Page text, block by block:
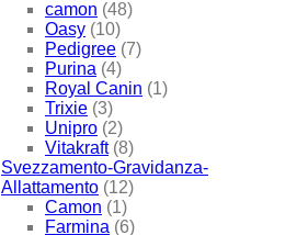
camon (48)
Oasy (10)
Pedigree (7)
Purina (4)
Royal Canin (1)
Trixie (3)
Unipro (2)
Vitakraft (8)
Svezzamento-Gravidanza-
Allattamento (12)
Camon (1)
Farmina (6)